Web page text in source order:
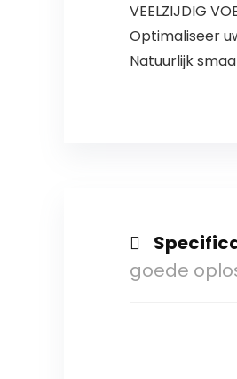
VEELZIJDIG
Optimaliseer
Natuurlijk
goede